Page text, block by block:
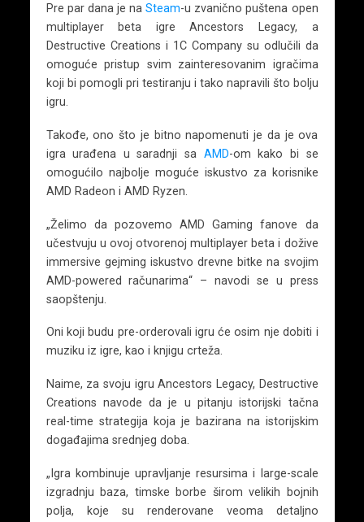
Pre par dana je naSteam-u zvanično puštena open
multiplayer beta igre Ancestors Legacy, a
Destructive Creations i 1C Company su odlučili da
omoguće pristup svim zainteresovanim igračima
koji bi pomogli pri testiranju i tako napravili što bolju
igru.
Takođe, ono što je bitno napomenuti je da je ova
igra urađena u saradnji sa AMD-om kako bi se
omogućilo najbolje moguće iskustvo za korisnike
AMD Radeon i AMD Ryzen.
„Želimo da pozovemo AMD Gaming fanove da
učestvuju u ovoj otvorenoj multiplayer beta i dožive
immersive gejming iskustvo drevne bitke na svojim
AMD-powered računarima“ – navodi se u press
saopštenju.
Oni koji budu pre-orderovali igru će osim nje dobiti i
muziku iz igre, kao i knjigu crteža.
Naime, za svoju igru Ancestors Legacy, Destructive
Creations navode da je u pitanju istorijski tačna
real-time strategija koja je bazirana na istorijskim
događajima srednjeg doba.
„Igra kombinuje upravljanje resursima i large-scale
izgradnju baza, timske borbe širom velikih bojnih
polja, koje su renderovane veoma detaljno